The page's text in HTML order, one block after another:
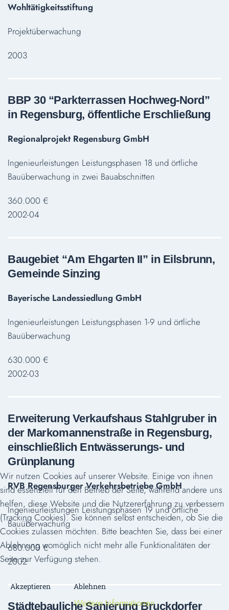
Wohltätigkeitsstiftung
Projektüberwachung
2003
BBP 30 “Parkterrassen Hochweg-Nord”
in Regensburg, öffentliche Erschließung
Regionalprojekt Regensburg GmbH
Ingenieurleistungen Leistungsphasen 18 und örtliche
Bauüberwachung in zwei Bauabschnitten
360.000 €
2002-04
Baugebiet “Am Ehgarten II” in Eilsbrunn,
Gemeinde Sinzing
Bayerische Landessiedlung GmbH
Ingenieurleistungen Leistungsphasen 1-9 und örtliche
Bauüberwachung
630.000 €
2002-03
Erweiterung Verkaufshaus Stahlgruber in
der Markomannenstraße in Regensburg,
einschließlich Entwässerungs- und
Grünplanung
RVB Regensburger Verkehrsbetriebe GmbH
Ingenieurleistungen Leistungsphasen 19 und örtliche
Bauüberwachung
680.000 €
2002
Städtebauliche Sanierung Bruckdorfer
Wir nutzen Cookies auf unserer Website. Einige von ihnen
sind essenziell für den Betrieb der Seite, während andere uns
helfen, diese Website und die Nutzererfahrung zu verbessern
(Tracking Cookies). Sie können selbst entscheiden, ob Sie die
Cookies zulassen möchten. Bitte beachten Sie, dass bei einer
Ablehnung womöglich nicht mehr alle Funktionalitäten der
Seite zur Verfügung stehen.
Akzeptieren Ablehnen
Weitere Informationen